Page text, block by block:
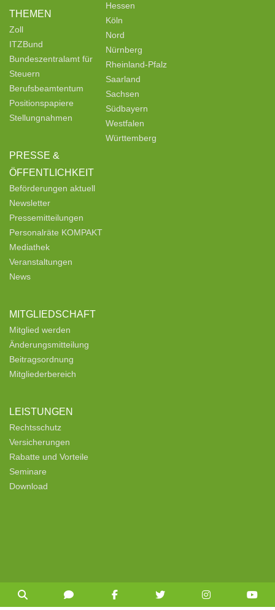
THEMEN
Zoll
ITZBund
Bundeszentralamt für
Steuern
Berufsbeamtentum
Positionspapiere
Stellungnahmen
PRESSE &
ÖFFENTLICHKEIT
Beförderungen aktuell
Newsletter
Pressemitteilungen
Personalräte KOMPAKT
Mediathek
Veranstaltungen
News
MITGLIEDSCHAFT
Mitglied werden
Änderungsmitteilung
Beitragsordnung
Mitgliederbereich
LEISTUNGEN
Rechtsschutz
Versicherungen
Rabatte und Vorteile
Seminare
Download
Hessen
Köln
Nord
Nürnberg
Rheinland-Pfalz
Saarland
Sachsen
Südbayern
Westfalen
Württemberg